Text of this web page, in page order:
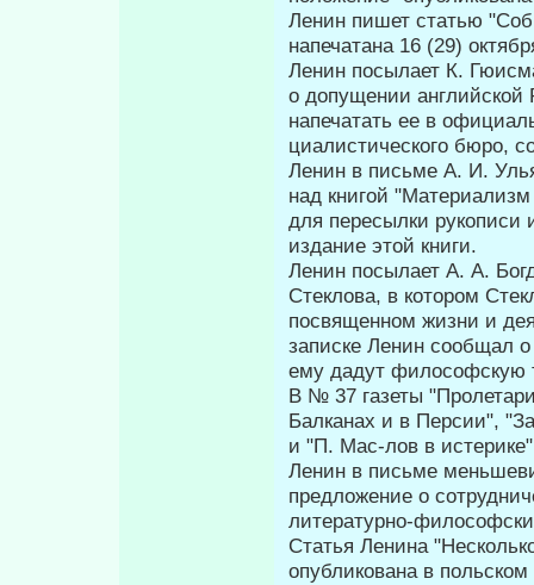
Ленин пишет статью
напечатана 16 (29)
Ленин посылает К.
о допущении англий­ской
напечатать ее в
циалистического бюро,
Ленин в письме А. И.
над книгой
для пере­сылки рукописи
издание этой книги.
Ленин посылает А. А.
Стеклова, в котором
посвящен­ном жизни и
записке Ленин сообщал
ему дадут философскую
В № 37 газеты
Балканах и в Персии",
и "П. Мас-лов в
Ленин в письме
предложение о
литературно-
Статья Ленина
опубликована в